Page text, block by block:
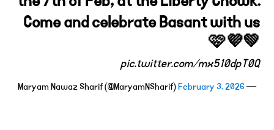
Come and celebrate Basant with us
🩷💜💚
pic.twitter.com/mx510dpT0Q
— Maryam Nawaz Sharif (@MaryamNSharif)
February 3, 2026